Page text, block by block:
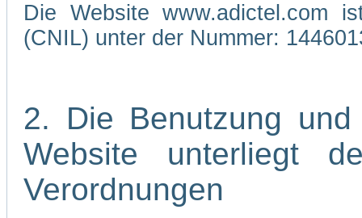
Die Website www.adictel.com
(CNIL) unter der Nummer:
2. Die Benutzung
Website unterliegt
Verordnungen